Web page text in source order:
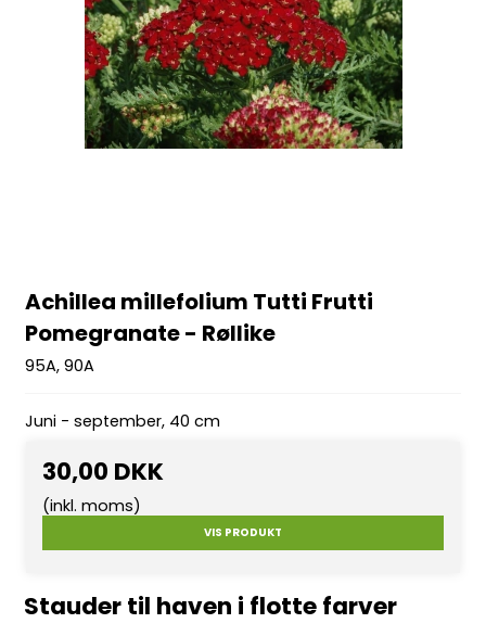
Achillea millefolium Tutti Frutti
Pomegranate - Røllike
95A, 90A
Juni - september, 40 cm
30,00 DKK
(inkl. moms)
VIS PRODUKT
Stauder til haven i flotte farver